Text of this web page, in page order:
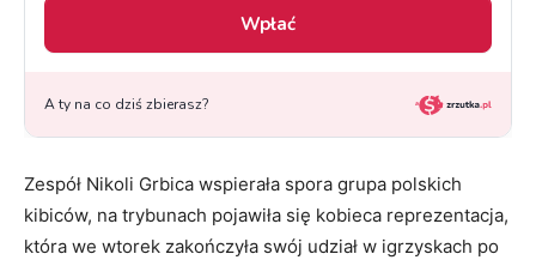
Zespół Nikoli Grbica wspierała spora grupa polskich
kibiców, na trybunach pojawiła się kobieca reprezentacja,
która we wtorek zakończyła swój udział w igrzyskach po